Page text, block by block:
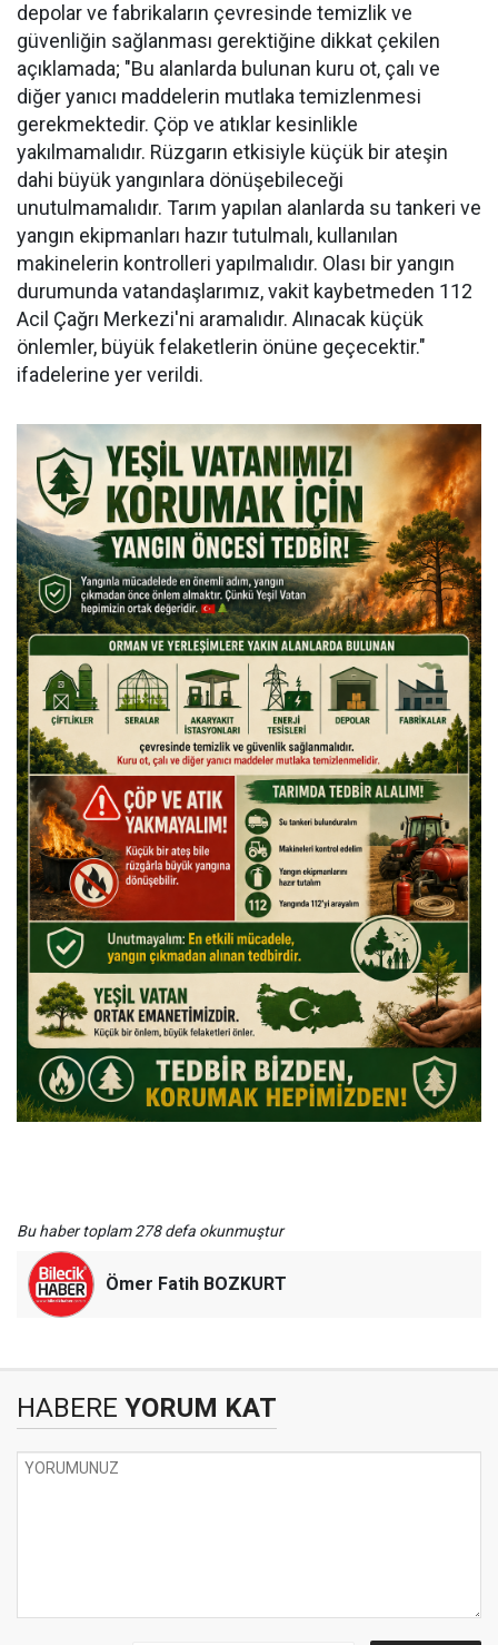
depolar ve fabrikaların çevresinde temizlik ve
güvenliğin sağlanması gerektiğine dikkat çekilen
açıklamada; "Bu alanlarda bulunan kuru ot, çalı ve
diğer yanıcı maddelerin mutlaka temizlenmesi
gerekmektedir. Çöp ve atıklar kesinlikle
yakılmamalıdır. Rüzgarın etkisiyle küçük bir ateşin
dahi büyük yangınlara dönüşebileceği
unutulmamalıdır. Tarım yapılan alanlarda su tankeri ve
yangın ekipmanları hazır tutulmalı, kullanılan
makinelerin kontrolleri yapılmalıdır. Olası bir yangın
durumunda vatandaşlarımız, vakit kaybetmeden 112
Acil Çağrı Merkezi'ni aramalıdır. Alınacak küçük
önlemler, büyük felaketlerin önüne geçecektir."
ifadelerine yer verildi.
Bu haber toplam 278 defa okunmuştur
Ömer Fatih BOZKURT
HABERE YORUM KAT